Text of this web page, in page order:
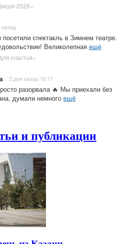
2026»
спектакль в Зимнем театре.
Великолепная ещё
счастья»
2 дня назад 16:17
разорвала 🔥 Мы приехали без
думали немного ещё
и публикации